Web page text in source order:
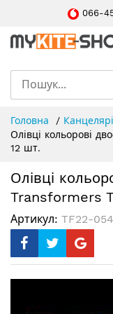
066-
Content
Головна
Олівці кольорові
12 шт.
Олівці
Transformers
Артикул TF22-054